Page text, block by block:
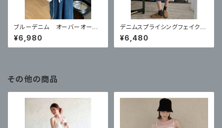
ブルーデニム オーバーオー
ル
¥6,980
デニムスプライシングフェイクツ
ーピースサスペンダー
¥6,480
その他の商品